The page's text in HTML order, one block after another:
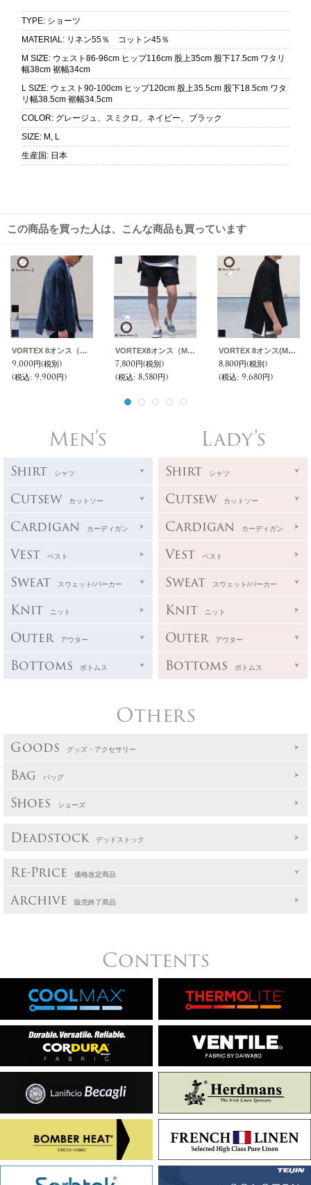
TYPE: ショーツ
MATERIAL: リネン55％ コットン45％
M SIZE: ウェスト86-96cm ヒップ116cm 股上35cm 股下17.5cm ワタリ
幅38cm 裾幅34cm
L SIZE: ウェスト90-100cm ヒップ120cm 股上35.5cm 股下18.5cm ワタ
リ幅38.5cm 裾幅34.5cm
COLOR: グレージュ、スミクロ、ネイビー、ブラック
SIZE: M, L
生産国 : 日本
この商品を買った人は、こんな商品も買っています
VORTEX 8オンス（MVS天竺）サイドスリット ボクシーAラインカーディガン【MADE IN JAPAN】『日本製』 / Upscape Audience
9,000円(税別)
(税込: 9,900円)
VORTEX8オンス（MVS天竺）イージーベイカーロールアップショーツ【MADE IN JAPAN】『日本製』/ Upscape Audience
7,800円(税別)
(税込: 8,580円)
VORTEX 8オンス(MVS天竺) サイドスリット ボクシーAラインポロシャツ【MADE IN JAPAN】『日本製』/ Upscape Audience
8,800円(税別)
(税込: 9,680円)
Men's
Shirt シャツ
Cutsew カットソー
Cardigan カーディガン
Vest ベスト
Sweat スウェット/パーカー
Knit ニット
Outer アウター
Bottoms ボトムス
Lady's
Shirt シャツ
Cutsew カットソー
Cardigan カーディガン
Vest ベスト
Sweat スウェット/パーカー
Knit ニット
Outer アウター
Bottoms ボトムス
Others
Goods グッズ・アクセサリー
Bag バッグ
Shoes シューズ
Deadstock デッドストック
Re-Price 価格改定商品
Archive 販売終了商品
Contents